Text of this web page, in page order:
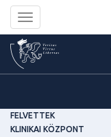
Toggle
navigation
FELVETTEK
KLINIKAI KÖZPONT